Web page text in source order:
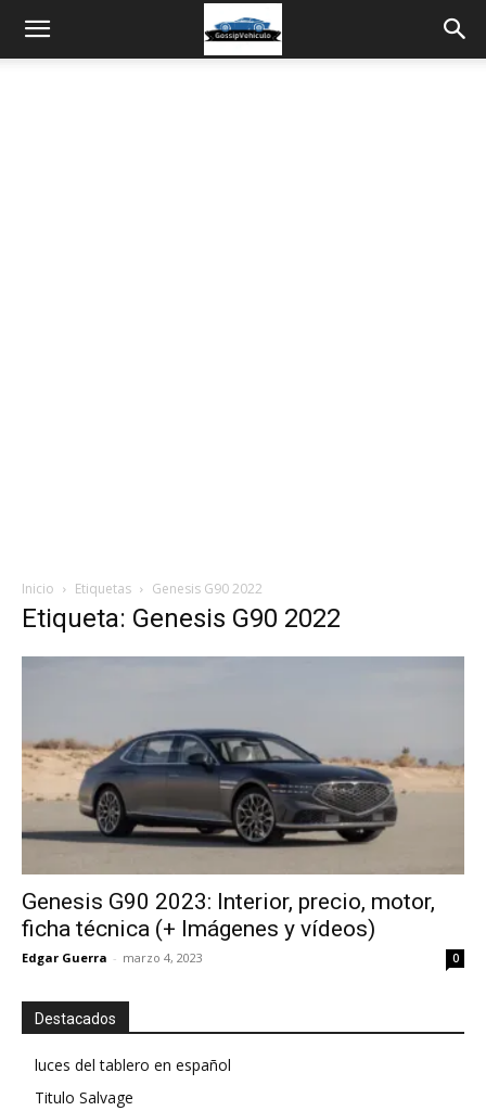
Inicio Etiquetas Genesis G90 2022
Etiqueta: Genesis G90 2022
Genesis G90 2023: Interior, precio, motor,
ficha técnica (+ Imágenes y vídeos)
Edgar Guerra - marzo 4, 2023 0
Destacados
luces del tablero en español
Titulo Salvage